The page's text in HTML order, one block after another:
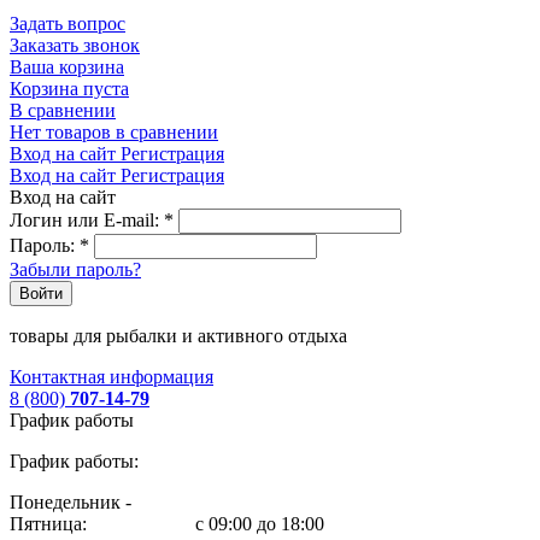
Задать вопрос
Заказать звонок
Ваша корзина
Корзина пуста
В сравнении
Нет товаров в сравнении
Вход на сайт Регистрация
Вход на сайт Регистрация
Вход на сайт
Логин или E-mail: *
Пароль: *
Забыли пароль?
Войти
товары для рыбалки и активного отдыха
Контактная информация
8 (800) 707-14-79
График работы
График работы:
Понедельник -
Пятница:
с 09:00 до 18:00